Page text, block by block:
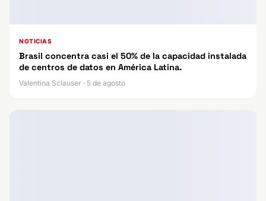
NOTICIAS
Brasil concentra casi el 50% de la capacidad instalada
de centros de datos en América Latina.
Valentina Sclauser · 5 de agosto